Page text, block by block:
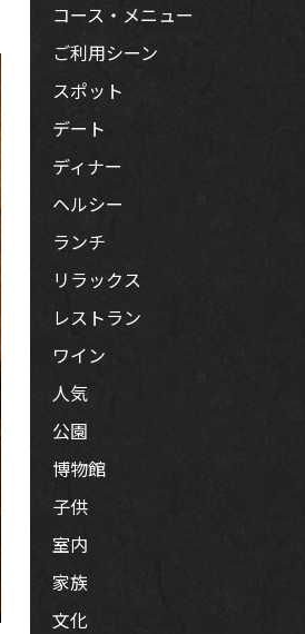
コース・メニュー
ご利用シーン
スポット
デート
ディナー
ヘルシー
ランチ
リラックス
レストラン
ワイン
人気
公園
博物館
子供
室内
家族
文化